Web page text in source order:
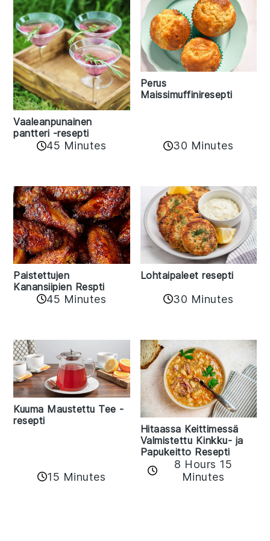
Vaaleanpunainen
pantteri -resepti
45 Minutes
Perus
Maissimuffiniresepti
30 Minutes
Paistettujen
Kanansiipien Respti
45 Minutes
Lohtaipaleet resepti
30 Minutes
Kuuma Maustettu Tee -
resepti
15 Minutes
Hitaassa Keittimessä
Valmistettu Kinkku- ja
Papukeitto Resepti
8 Hours 15
Minutes